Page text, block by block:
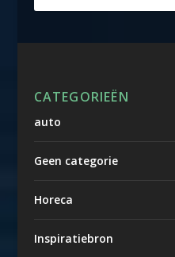
CATEGORIEËN
auto
Geen categorie
Horeca
Inspiratiebron